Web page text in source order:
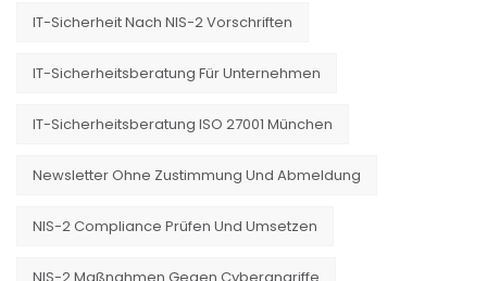
IT-Sicherheit Nach NIS-2 Vorschriften
IT-Sicherheitsberatung Für Unternehmen
IT-Sicherheitsberatung ISO 27001 München
Newsletter Ohne Zustimmung Und Abmeldung
NIS-2 Compliance Prüfen Und Umsetzen